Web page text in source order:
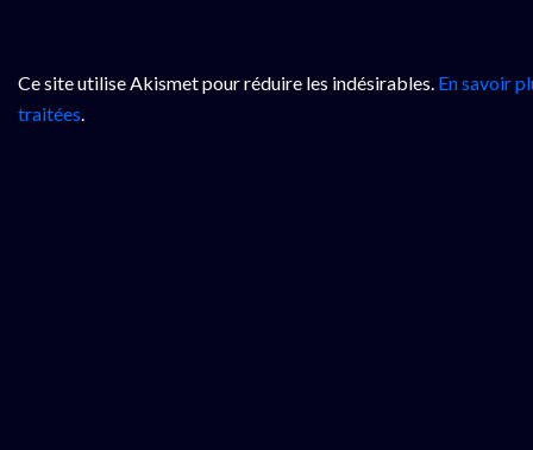
Ce site utilise Akismet pour réduire les indésirables. En savoir
traitées.